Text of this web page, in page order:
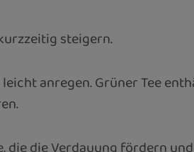
steigern.
anregen. Grüner Tee